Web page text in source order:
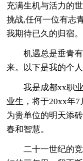
充满生机与活力的
挑战,任何一位有志
我期待已久的归宿。
机遇总是垂青
来。以下是我的个
我是成都xx职
业生，将于20xx年
为贵单位的明天添
春和智慧。
二十一世纪的